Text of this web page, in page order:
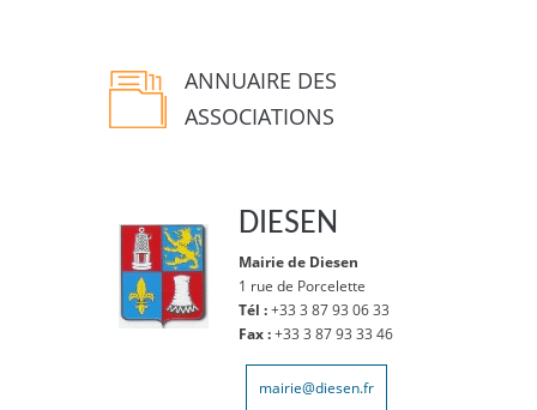
ANNUAIRE DES
ASSOCIATIONS
DIESEN
Mairie de Diesen
1 rue de Porcelette
Tél :+33 3 87 93 06 33
Fax :+33 3 87 93 33 46
mairie@diesen.fr